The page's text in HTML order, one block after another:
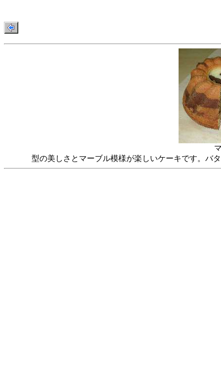
型の美しさとマーブル模様が楽しいケーキです。バ